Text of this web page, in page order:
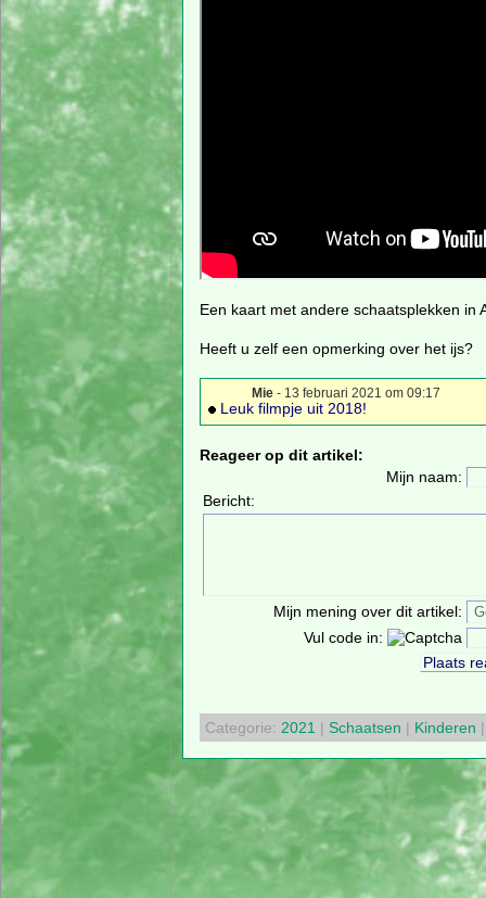
Een kaart met andere schaatsplekken in
Heeft u zelf een opmerking over het ijs?
Mie- 13 februari 2021 om 09:17
Leuk filmpje uit 2018!
Reageer op dit artikel:
Mijn naam:
Bericht:
Mijn mening over dit artikel:
Vul code in:
Categorie: 2021 | Schaatsen | Kinderen